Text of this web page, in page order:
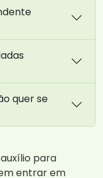
quer se
para
entrar em